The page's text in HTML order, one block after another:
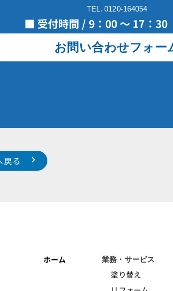
TEL. 0120-164054
■ 受付時間 / 9：00 ～ 17：30
お問い合わせフォー
戻る
ホーム 業務・サービス
塗り替え